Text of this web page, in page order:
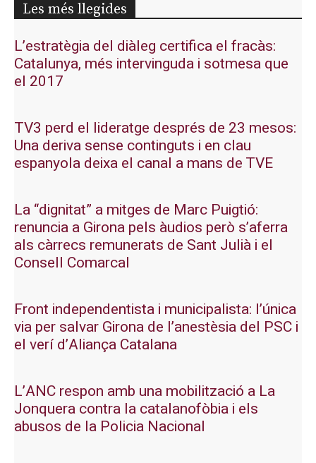
Les més llegides
L’estratègia del diàleg certifica el fracàs:
Catalunya, més intervinguda i sotmesa que
el 2017
TV3 perd el lideratge després de 23 mesos:
Una deriva sense continguts i en clau
espanyola deixa el canal a mans de TVE
La “dignitat” a mitges de Marc Puigtió:
renuncia a Girona pels àudios però s’aferra
als càrrecs remunerats de Sant Julià i el
Consell Comarcal
Front independentista i municipalista: l’única
via per salvar Girona de l’anestèsia del PSC i
el verí d’Aliança Catalana
L’ANC respon amb una mobilització a La
Jonquera contra la catalanofòbia i els
abusos de la Policia Nacional